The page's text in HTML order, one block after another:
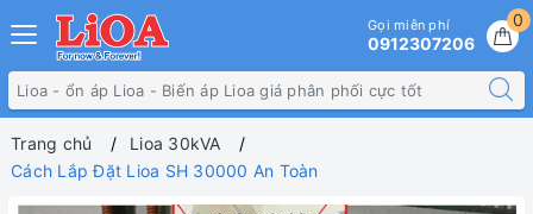
0
Gọi miễn phí
0912307206
Trang chủ
Lioa 30kVA
Cách Lắp Đặt Lioa SH 30000 An Toàn